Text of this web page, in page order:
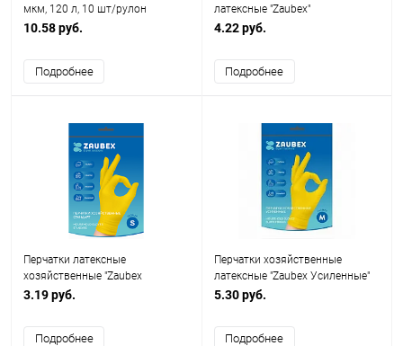
мкм, 120 л, 10 шт/рулон
10.58 руб.
Подробнее
латексные "Zaubex"
4.22 руб.
Подробнее
Перчатки латексные
хозяйственные "Zaubex
Cтандарт", 2 шт/упак
3.19 руб.
Подробнее
Перчатки хозяйственные
латексные "Zaubex Усиленные"
5.30 руб.
Подробнее